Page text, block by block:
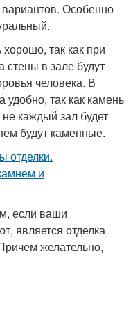
Особенно
так как при
в зале будут
человека. В
удобно, так как камень
каждый зал будет
будут каменные.
если ваши
является отделка
желательно,